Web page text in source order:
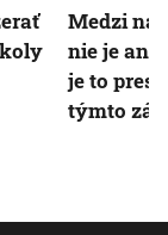
Medzi
nie je ani
je to
týmto